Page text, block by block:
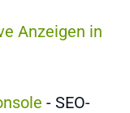
Anzeigen in
- SEO-